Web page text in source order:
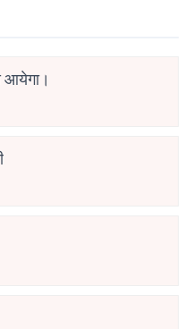
आयेगा।